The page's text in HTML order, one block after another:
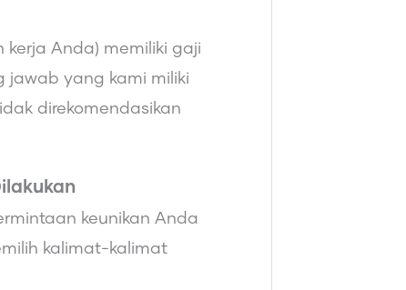
Anda) memiliki gaji
yang kami miliki
direkomendasikan
keunikan Anda
kalimat-kalimat